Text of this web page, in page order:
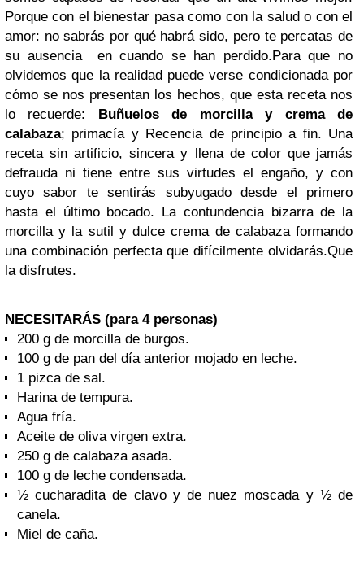
Porque con el bienestar pasa como con la salud o con el
amor: no sabrás por qué habrá sido, pero te percatas de
su ausencia en cuando se han perdido.Para que no
olvidemos que la realidad puede verse condicionada por
cómo se nos presentan los hechos, que esta receta nos
lo recuerde: Buñuelos de morcilla y crema de
calabaza; primacía y Recencia de principio a fin. Una
receta sin artificio, sincera y llena de color que jamás
defrauda ni tiene entre sus virtudes el engaño, y con
cuyo sabor te sentirás subyugado desde el primero
hasta el último bocado. La contundencia bizarra de la
morcilla y la sutil y dulce crema de calabaza formando
una combinación perfecta que difícilmente olvidarás.Que
la disfrutes.
NECESITARÁS (para 4 personas)
200 g de morcilla de burgos.
100 g de pan del día anterior mojado en leche.
1 pizca de sal.
Harina de tempura.
Agua fría.
Aceite de oliva virgen extra.
250 g de calabaza asada.
100 g de leche condensada.
½ cucharadita de clavo y de nuez moscada y ½ de
canela.
Miel de caña.